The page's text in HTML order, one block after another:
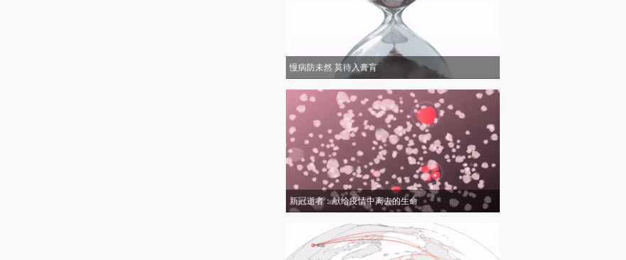
慢病防未然 莫待入膏肓
新冠逝者：献给疫情中离去的生命